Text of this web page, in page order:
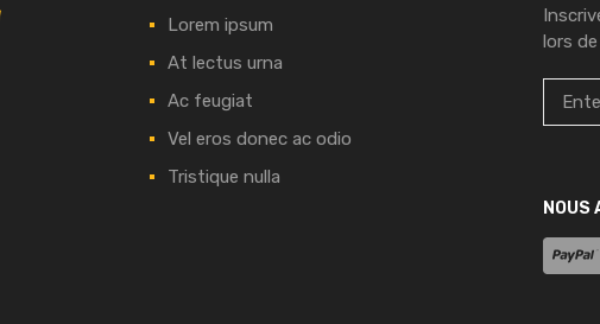
Lorem ipsum
At lectus urna
Ac feugiat
Vel eros donec ac odio
Tristique nulla
lors
NOUS